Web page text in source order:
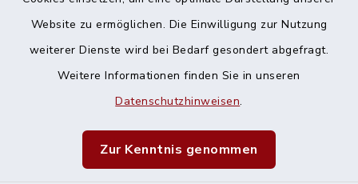
Website zu ermöglichen. Die Einwilligung zur Nutzung
weiterer Dienste wird bei Bedarf gesondert abgefragt.
Weitere Informationen finden Sie in unseren
Datenschutzhinweisen.
Zur Kenntnis genommen
Impressum
Sitemap
Cookie-Einstellungen